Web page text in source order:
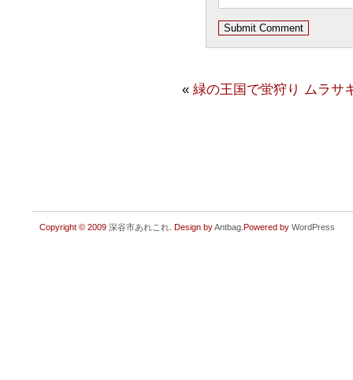
« 緑の王国で蛍狩り ムラサ
Copyright © 2009 深谷市あれこれ . Design byAntbag .Powered by WordPress